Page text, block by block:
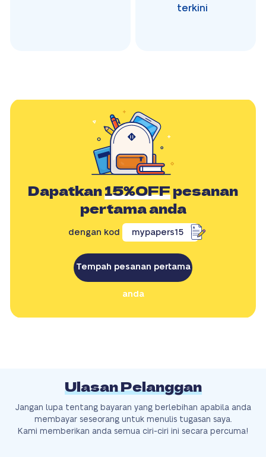
terkini
Dapatkan15%OFFpesanan
pertama anda
dengan kod mypapers15
Tempah pesanan pertama
anda
Ulasan Pelanggan
Jangan lupa tentang bayaran yang berlebihan apabila anda
membayar seseorang untuk menulis tugasan saya.
Kami memberikan anda semua ciri-ciri ini secara percuma!